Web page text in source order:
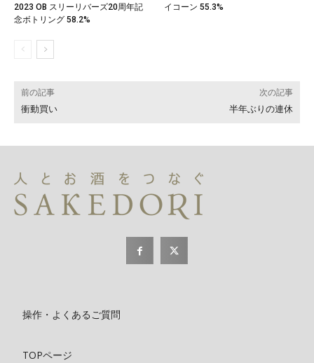
2023 OB スリーリバーズ20周年記
念ボトリング 58.2%
イコーン 55.3%
前の記事
衝動買い
次の記事
半年ぶりの連休
操作・よくあるご質問
TOPページ